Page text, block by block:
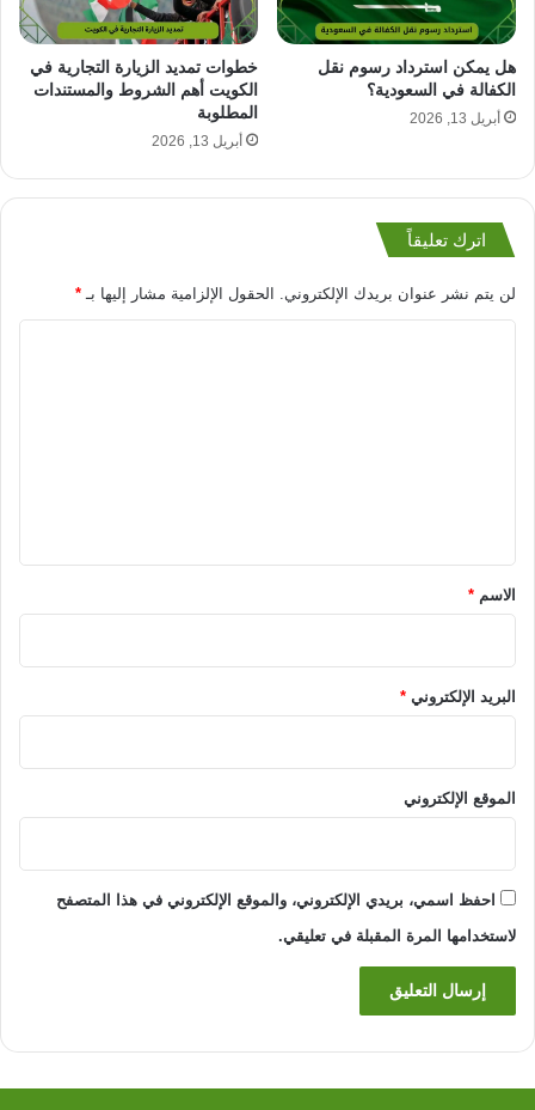
هل يمكن استرداد رسوم نقل
الكفالة في السعودية؟
أبريل 13, 2026
خطوات تمديد الزيارة التجارية في
الكويت أهم الشروط والمستندات
المطلوبة
أبريل 13, 2026
اترك تعليقاً
لن يتم نشر عنوان بريدك الإلكتروني. الحقول الإلزامية مشار إليها بـ *
*الاسم *
البريد الإلكتروني *
الموقع الإلكتروني
احفظ اسمي، بريدي الإلكتروني، والموقع الإلكتروني في هذا المتصفح
لاستخدامها المرة المقبلة في تعليقي.